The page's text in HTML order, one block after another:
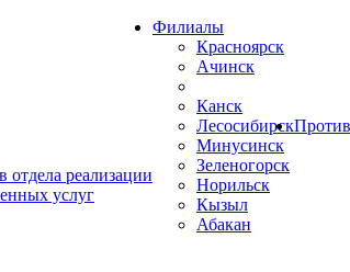
отдела реализации
услуг
Филиалы
Красноярск
Ачинск
Канск
Лесосибирск
Минусинск
Зеленогорск
Норильск
Кызыл
Абакан